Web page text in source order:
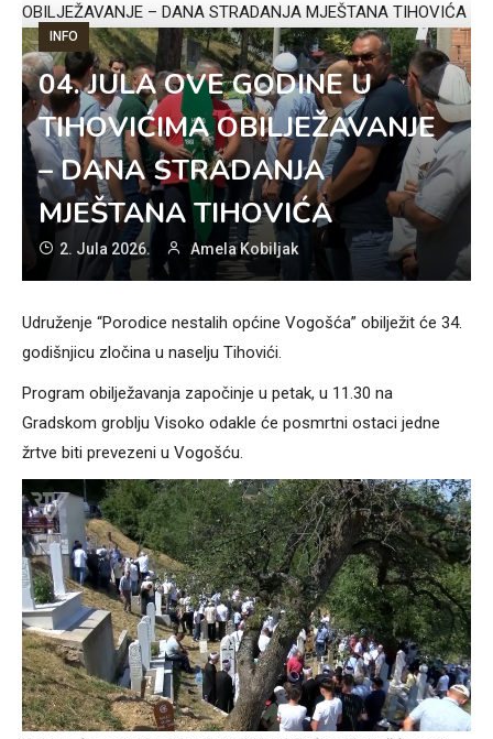
OBILJEŽAVANJE – DANA STRADANJA MJEŠTANA TIHOVIĆA
INFO
04. JULA OVE GODINE U
TIHOVIĆIMA OBILJEŽAVANJE
– DANA STRADANJA
MJEŠTANA TIHOVIĆA
2. Jula 2026. Amela Kobiljak
Udruženje “Porodice nestalih općine Vogošća” obilježit će 34.
godišnjicu zločina u naselju Tihovići.
Program obilježavanja započinje u petak, u 11.30 na
Gradskom groblju Visoko odakle će posmrtni ostaci jedne
žrtve biti prevezeni u Vogošću.